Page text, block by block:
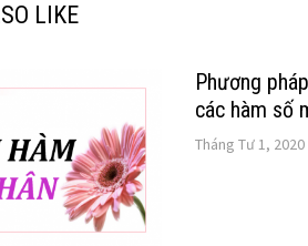
LIKE
Phương
các hàm số
Tháng Tư 1, 2020